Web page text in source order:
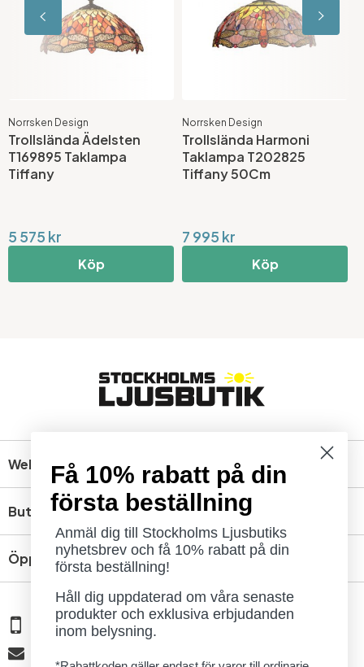
Norrsken Design
Trollslända Ädelsten
T169895 Taklampa
Tiffany
5 575 kr
Köp
Norrsken Design
Trollslända Harmoni
Taklampa T202825
Tiffany 50Cm
7 995 kr
Köp
Webbshop
Butik
Öppettider
08 - 654 29 00
Få 10% rabatt på din
första beställning
Anmäl dig till Stockholms Ljusbutiks
nyhetsbrev och få 10% rabatt på din
första beställning!
Håll dig uppdaterad om våra senaste
produkter och exklusiva erbjudanden
inom belysning.